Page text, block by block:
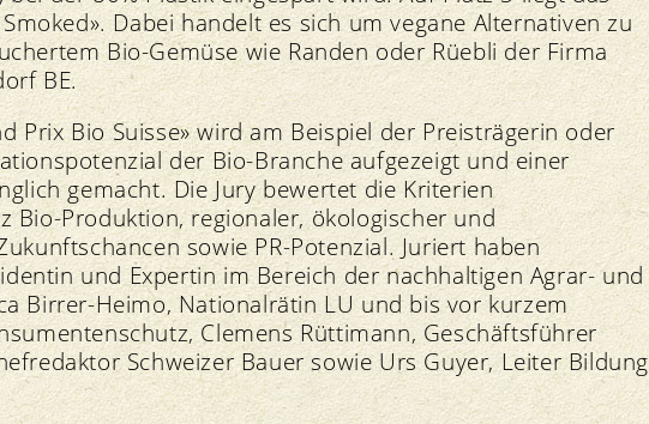
Dabei handelt es sich um vegane Alternativen zu
Bio-Gemüse wie Randen oder Rüebli der Firma
BE.
Prix Bio Suisse» wird am Beispiel der Preisträgerin oder
der Bio-Branche aufgezeigt und einer
gemacht. Die Jury bewertet die Kriterien
Bio-Produktion, regionaler, ökologischer und
sowie PR-Potenzial. Juriert haben
und Expertin im Bereich der nachhaltigen Agrar- und
Birrer-Heimo, Nationalrätin LU und bis vor kurzem
Clemens Rüttimann, Geschäftsführer
Schweizer Bauer sowie Urs Guyer, Leiter Bildung